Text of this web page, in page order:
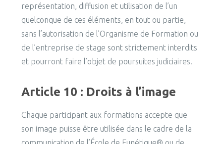
représentation, diffusion et utilisation de l’un
quelconque de ces éléments, en tout ou partie,
sans l’autorisation de l’Organisme de Formation ou
de l’entreprise de stage sont strictement interdits
et pourront faire l’objet de poursuites judiciaires.
Article 10 : Droits à l’image
Chaque participant aux formations accepte que
son image puisse être utilisée dans le cadre de la